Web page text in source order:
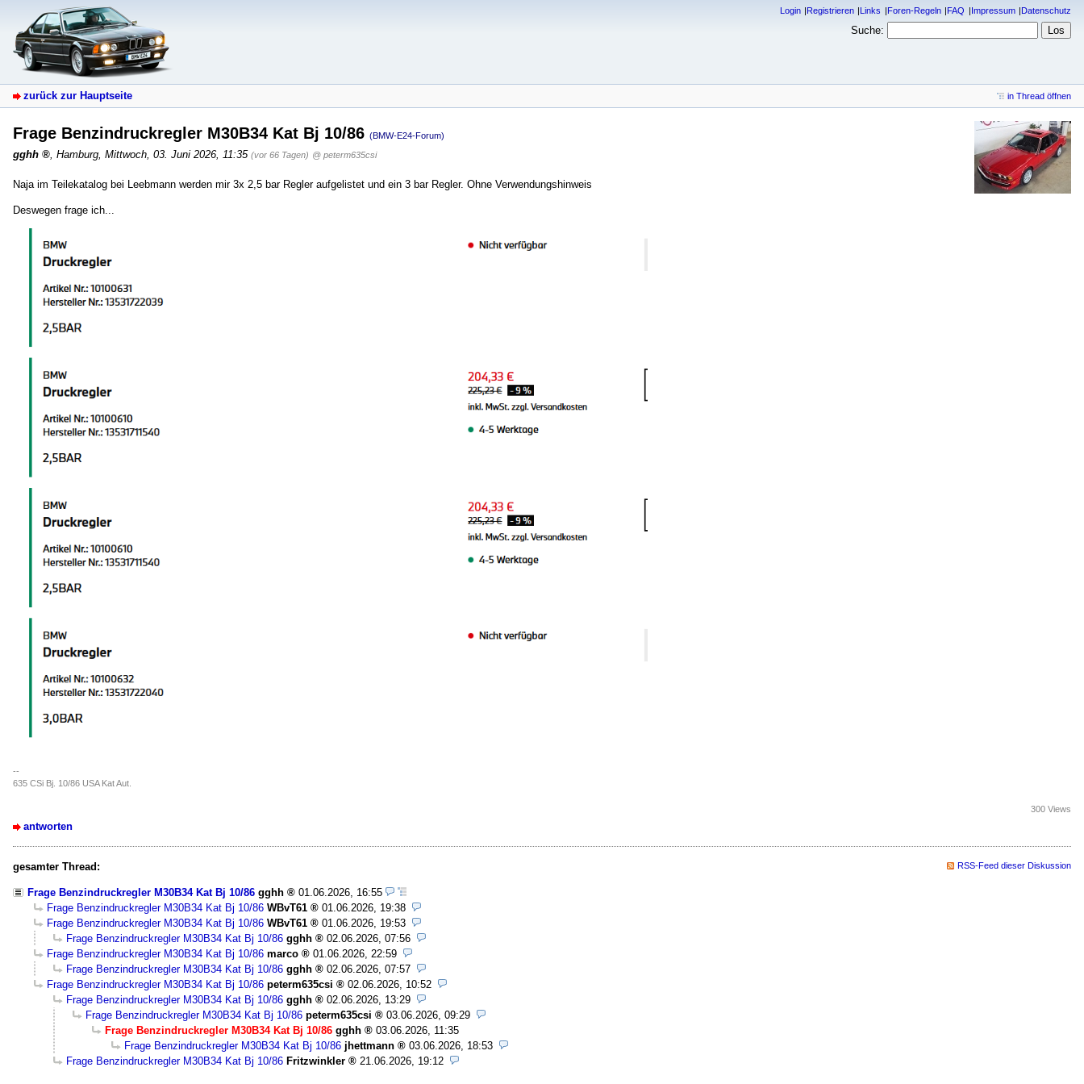
Login Registrieren Links Foren-Regeln FAQ Impressum Datenschutz
Suche:
zurück zur Hauptseite in Thread öffnen
Frage Benzindruckregler M30B34 Kat Bj 10/86 (BMW-E24-Forum)
gghh , Hamburg, Mittwoch, 03. Juni 2026, 11:35 (vor 66 Tagen) @ peterm635csi
Naja im Teilekatalog bei Leebmann werden mir 3x 2,5 bar Regler aufgelistet und ein 3 bar Regler. Ohne Verwendungshinweis
Deswegen frage ich...
--
635 CSi Bj. 10/86 USA Kat Aut.
antworten
300 Views
gesamter Thread: RSS-Feed dieser Diskussion
Frage Benzindruckregler M30B34 Kat Bj 10/86 gghh
01.06.2026, 16:55
Frage Benzindruckregler M30B34 Kat Bj 10/86 WBvT61
01.06.2026, 19:38
Frage Benzindruckregler M30B34 Kat Bj 10/86 WBvT61
01.06.2026, 19:53
Frage Benzindruckregler M30B34 Kat Bj 10/86 gghh
02.06.2026, 07:56
Frage Benzindruckregler M30B34 Kat Bj 10/86 marco
01.06.2026, 22:59
Frage Benzindruckregler M30B34 Kat Bj 10/86 gghh
02.06.2026, 07:57
Frage Benzindruckregler M30B34 Kat Bj 10/86 peterm635csi
02.06.2026, 10:52
Frage Benzindruckregler M30B34 Kat Bj 10/86 gghh
02.06.2026, 13:29
Frage Benzindruckregler M30B34 Kat Bj 10/86 peterm635csi
03.06.2026, 09:29
Frage Benzindruckregler M30B34 Kat Bj 10/86 gghh
03.06.2026, 11:35
Frage Benzindruckregler M30B34 Kat Bj 10/86 jhettmann
03.06.2026, 18:53
Frage Benzindruckregler M30B34 Kat Bj 10/86 Fritzwinkler 21.06.2026, 19:12